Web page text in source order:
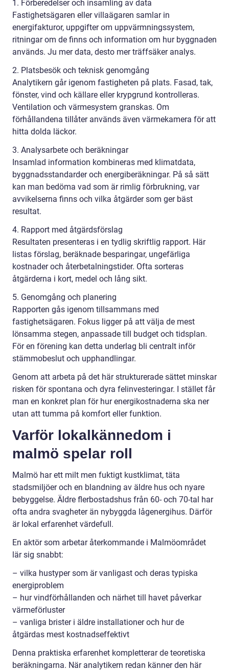
1. Förberedelser och insamling av data
Fastighetsägaren eller villaägaren samlar in
energifakturor, uppgifter om uppvärmningssystem,
ritningar om de finns och information om hur byggnaden
används. Ju mer data, desto mer träffsäker analys.
2. Platsbesök och teknisk genomgång
Analytikern går igenom fastigheten på plats. Fasad, tak,
fönster, vind och källare eller krypgrund kontrolleras.
Ventilation och värmesystem granskas. Om
förhållandena tillåter används även värmekamera för att
hitta dolda läckor.
3. Analysarbete och beräkningar
Insamlad information kombineras med klimatdata,
byggnadsstandarder och energiberäkningar. På så sätt
kan man bedöma vad som är rimlig förbrukning, var
avvikelserna finns och vilka åtgärder som ger bäst
resultat.
4. Rapport med åtgärdsförslag
Resultaten presenteras i en tydlig skriftlig rapport. Här
listas förslag, beräknade besparingar, ungefärliga
kostnader och återbetalningstider. Ofta sorteras
åtgärderna i kort, medel och lång sikt.
5. Genomgång och planering
Rapporten gås igenom tillsammans med
fastighetsägaren. Fokus ligger på att välja de mest
lönsamma stegen, anpassade till budget och tidsplan.
För en förening kan detta underlag bli centralt inför
stämmobeslut och upphandlingar.
Genom att arbeta på det här strukturerade sättet minskar
risken för spontana och dyra felinvesteringar. I stället får
man en konkret plan för hur energikostnaderna ska ner
utan att tumma på komfort eller funktion.
Varför lokalkännedom i
malmö spelar roll
Malmö har ett milt men fuktigt kustklimat, täta
stadsmiljöer och en blandning av äldre hus och nyare
bebyggelse. Äldre flerbostadshus från 60- och 70-tal har
ofta andra svagheter än nybyggda lågenergihus. Därför
är lokal erfarenhet värdefull.
En aktör som arbetar återkommande i Malmöområdet
lär sig snabbt:
– vilka hustyper som är vanligast och deras typiska
energiproblem
– hur vindförhållanden och närhet till havet påverkar
värmeförluster
– vanliga brister i äldre installationer och hur de
åtgärdas mest kostnadseffektivt
Denna praktiska erfarenhet kompletterar de teoretiska
beräkningarna. När analytikern redan känner den här